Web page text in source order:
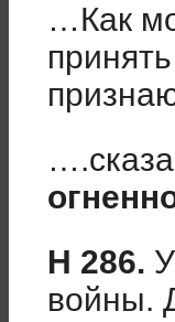
…Как
Н 286.
войны.